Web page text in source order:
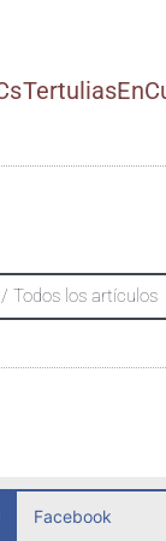
Todos los artículos
Facebook